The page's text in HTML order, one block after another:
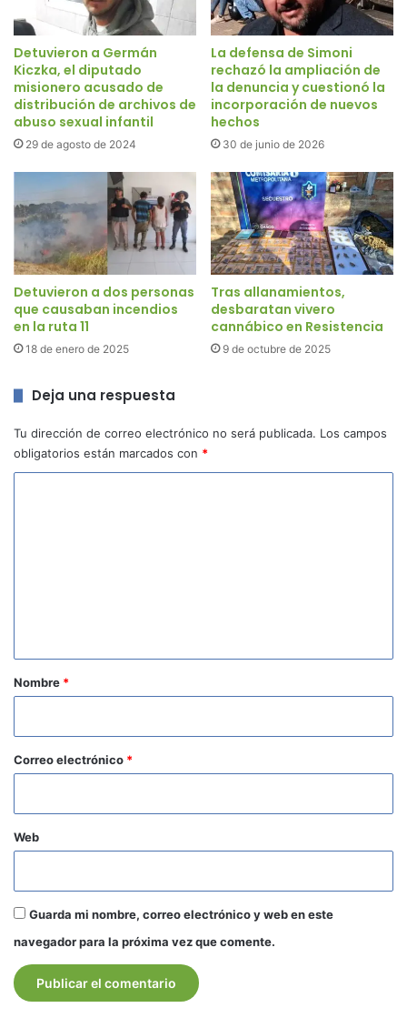
Detuvieron a Germán
Kiczka, el diputado
misionero acusado de
distribución de archivos de
abuso sexual infantil
29 de agosto de 2024
La defensa de Simoni
rechazó la ampliación de
la denuncia y cuestionó la
incorporación de nuevos
hechos
30 de junio de 2026
Detuvieron a dos personas
que causaban incendios
en la ruta 11
18 de enero de 2025
Tras allanamientos,
desbaratan vivero
cannábico en Resistencia
9 de octubre de 2025
Deja una respuesta
Tu dirección de correo electrónico no será publicada. Los campos
obligatorios están marcados con *
r
*
Nombre *
Correo electrónico *
Web
Guarda mi nombre, correo electrónico y web en este
navegador para la próxima vez que comente.